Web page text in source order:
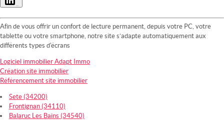
Afin de vous offrir un confort de lecture permanent, depuis votre PC, votre
tablette ou votre smartphone, notre site s’adapte automatiquement aux
différents types d'écrans
Logiciel immobilier Adapt Immo
Création site immobilier
Référencement site immobilier
Sete (34200)
Frontignan (34110)
Balaruc Les Bains (34540)